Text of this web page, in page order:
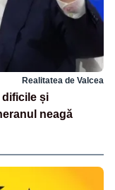
Realitatea de Valcea
dificile și
neagă